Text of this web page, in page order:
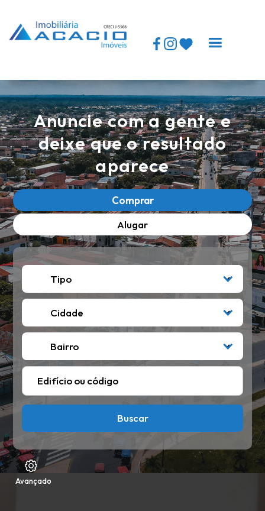
Anuncie com a gente e
deixe que o resultado
aparece
Comprar
Alugar
Avançado